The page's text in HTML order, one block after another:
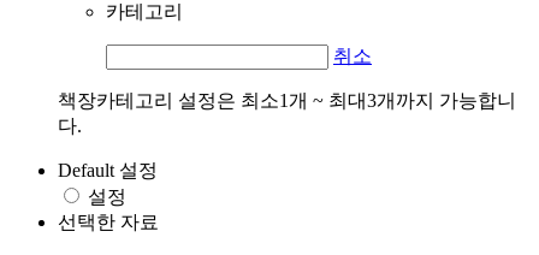
카테고리
취소
책장카테고리 설정은 최소1개 ~ 최대3개까지 가능합니
다.
Default 설정
설정
선택한 자료